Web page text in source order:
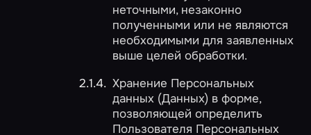
неточными, незаконно
полученными или не являются
необходимыми для заявленных
выше целей обработки.
Хранение Персональных
данных (Данных) в форме,
позволяющей определить
Пользователя Персональных